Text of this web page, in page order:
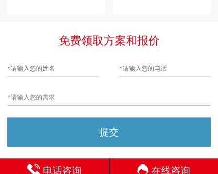
免费领取方案和报价
电话咨询 在线咨询